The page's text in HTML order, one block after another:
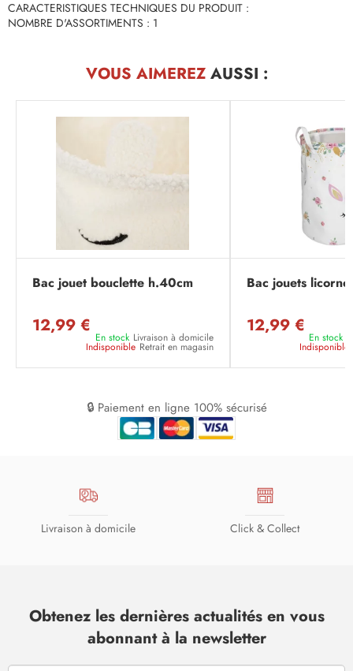
CARACTERISTIQUES TECHNIQUES DU PRODUIT :
NOMBRE D'ASSORTIMENTS : 1
VOUS AIMEREZAUSSI :
Bac jouet bouclette h.40cm
12,99 €
En stock Livraison à domicile
Indisponible Retrait en magasin
Bac jouets licorne
12,99 €
En stock
Indisponible
🔒 Paiement en ligne 100% sécurisé
Livraison à domicile Click & Collect
Obtenez les dernières actualités en vous
abonnant à la newsletter